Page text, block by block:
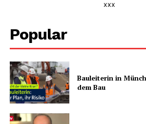
xxx
Popular
Bauleiterin in
dem Bau